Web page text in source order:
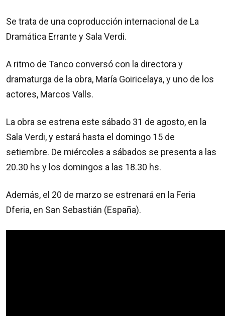
Se trata de una coproducción internacional de La
Dramática Errante y Sala Verdi.
A ritmo de Tanco conversó con la directora y
dramaturga de la obra, María Goiricelaya, y uno de los
actores, Marcos Valls.
La obra se estrena este sábado 31 de agosto, en la
Sala Verdi, y estará hasta el domingo 15 de
setiembre. De miércoles a sábados se presenta a las
20.30 hs y los domingos a las 18.30 hs.
Además, el 20 de marzo se estrenará en la Feria
Dferia, en San Sebastián (España).